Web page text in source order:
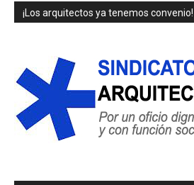
¡Los arquitectos ya tenemos convenio!